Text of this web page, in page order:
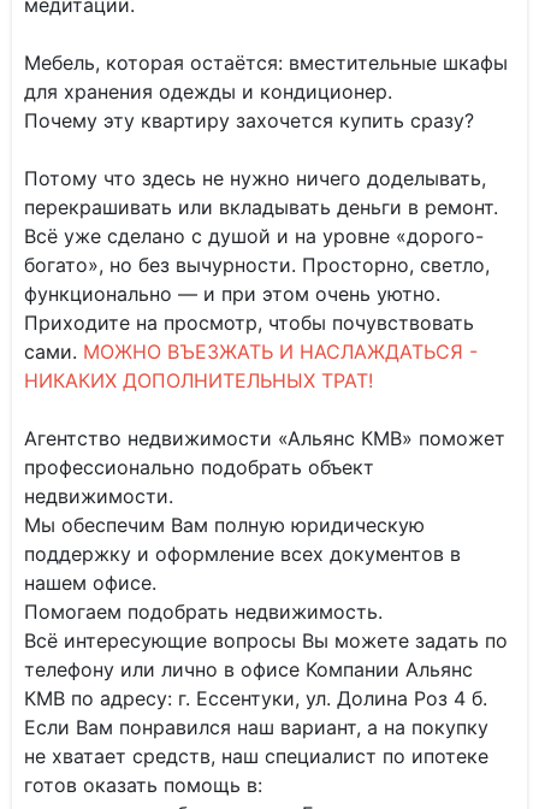
медитации.
Мебель, которая остаётся: вместительные шкафы
для хранения одежды и кондиционер.
Почему эту квартиру захочется купить сразу?
Потому что здесь не нужно ничего доделывать,
перекрашивать или вкладывать деньги в ремонт.
Всё уже сделано с душой и на уровне «дорого-
богато», но без вычурности. Просторно, светло,
функционально — и при этом очень уютно.
Приходите на просмотр, чтобы почувствовать
сами. МОЖНО ВЪЕЗЖАТЬ И НАСЛАЖДАТЬСЯ -
НИКАКИХ ДОПОЛНИТЕЛЬНЫХ ТРАТ!
Агентство недвижимости «Альянс КМВ» поможет
профессионально подобрать объект
недвижимости.
Мы обеспечим Вам полную юридическую
поддержку и оформление всех документов в
нашем офисе.
Помогаем подобрать недвижимость.
Всё интересующие вопросы Вы можете задать по
телефону или лично в офисе Компании Альянс
КМВ по адресу: г. Ессентуки, ул. Долина Роз 4 б.
Если Вам понравился наш вариант, а на покупку
не хватает средств, наш специалист по ипотеке
готов оказать помощь в: